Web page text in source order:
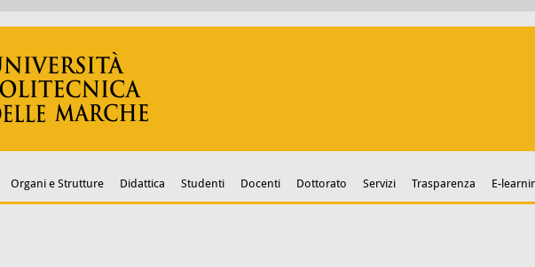
Organi e Strutture Didattica Studenti Docenti Dottorato Servizi Trasparenza E-